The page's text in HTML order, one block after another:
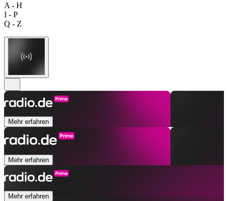
A - H
I - P
Q - Z
Mehr erfahren
Mehr erfahren
Mehr erfahren